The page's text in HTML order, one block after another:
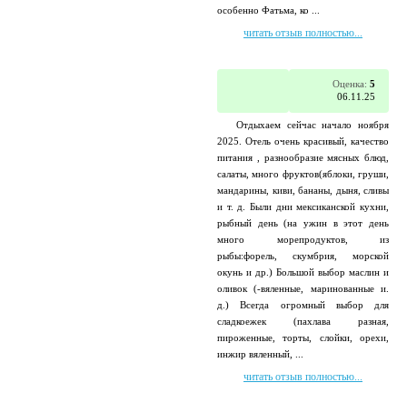
особенно Фатьма, ко ...
читать отзыв полностью...
Оценка: 5
06.11.25
Отдыхаем сейчас начало ноября
2025. Отель очень красивый, качество
питания , разнообразие мясных блюд,
салаты, много фруктов(яблоки, груши,
мандарины, киви, бананы, дыня, сливы
и т. д. Были дни мексиканской кухни,
рыбный день (на ужин в этот день
много морепродуктов, из
рыбы:форель, скумбрия, морской
окунь и др.) Большой выбор маслин и
оливок (-вяленные, маринованные и.
д.) Всегда огромный выбор для
сладкоежек (пахлава разная,
пироженные, торты, слойки, орехи,
инжир вяленный, ...
читать отзыв полностью...